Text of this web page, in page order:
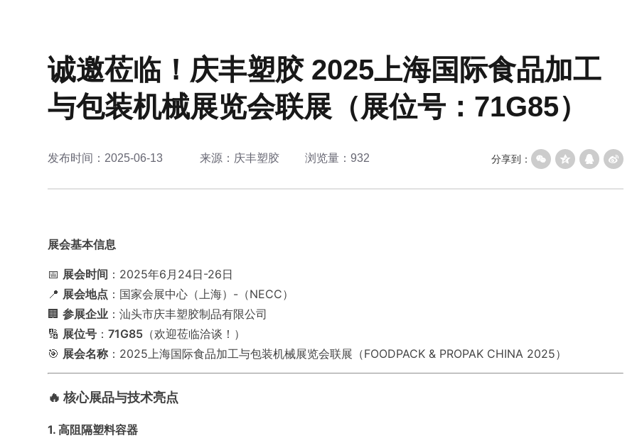
诚邀莅临！庆丰塑胶 2025上海国际食品加工
与包装机械展览会联展（展位号：71G85）
发布时间：2025-06-13 来源：庆丰塑胶 浏览量：932 分享到：
展会基本信息
📅 展会时间 ：2025年6月24日-26日
📍 展会地点 ：国家会展中心（上海）-（NECC）
🏢参展企业 ：汕头市庆丰塑胶制品有限公司
🔢 展位号 ：71G85 （欢迎莅临洽谈！）
🎯 展会名称 ：2025上海国际食品加工与包装机械展览会联展（FOODPACK & PROPAK CHINA 2025）
🔥 核心展品与技术亮点
1. 高阻隔塑料容器